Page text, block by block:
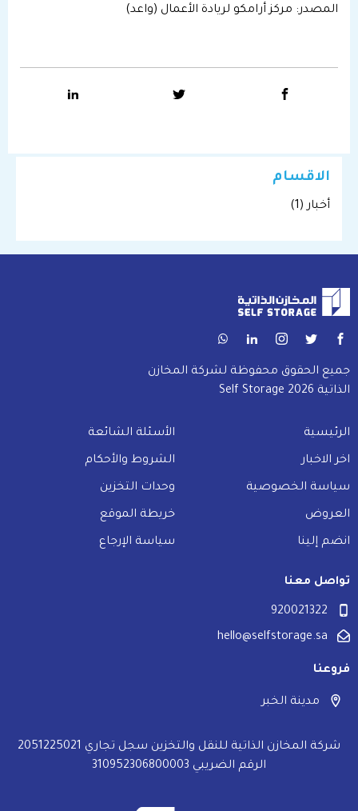
المصدر: مركز أرامكو لريادة الأعمال (واعد)
الاقسام
أخبار(1)
جميع الحقوق محفوظة لشركة المخازن
الذاتية Self Storage 2026
الرئيسية الأسئلة الشائعة
اخر الاخبار الشروط والأحكام
سياسة الخصوصية وحدات التخزين
العروض خريطة الموقع
انضم إلينا سياسة الإرجاع
تواصل معنا
920021322
hello@selfstorage.sa
فروعنا
مدينة الخبر
شركة المخازن الذاتية للنقل والتخزين سجل تجاري 2051225021
الرقم الضريبي 310952306800003